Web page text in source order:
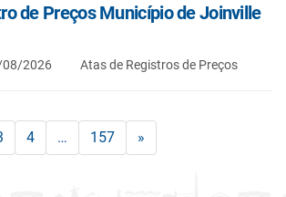
de Preços Município de Joinville
2026 Atas de Registros de Preços
4 … 157 »